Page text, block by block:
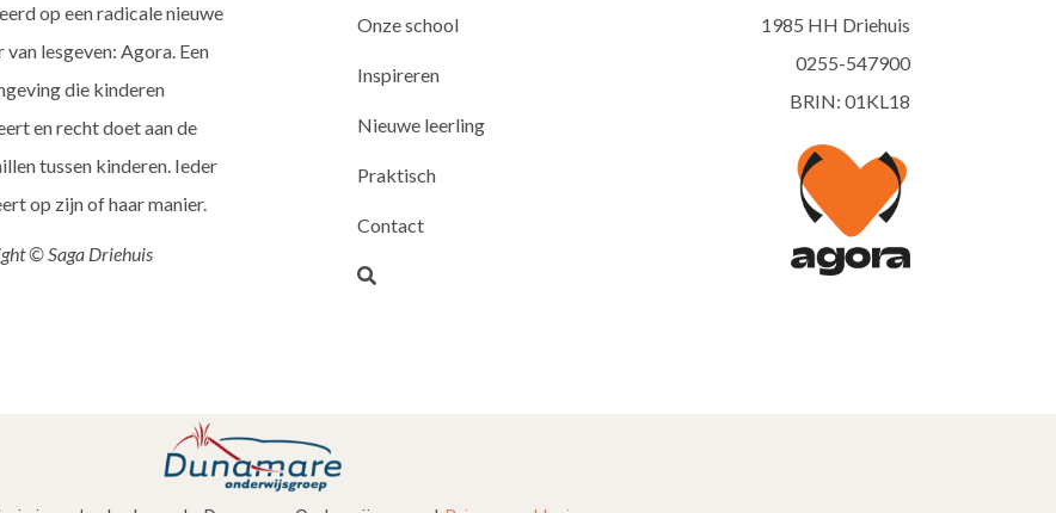
op een radicale nieuwe
van lesgeven: Agora. Een
die kinderen
en recht doet aan de
tussen kinderen. Ieder
op zijn of haar manier.
© Saga Driehuis
Onze school
Inspireren
Nieuwe leerling
Praktisch
Contact
1985 HH Driehuis
0255-547900
BRIN: 01KL18